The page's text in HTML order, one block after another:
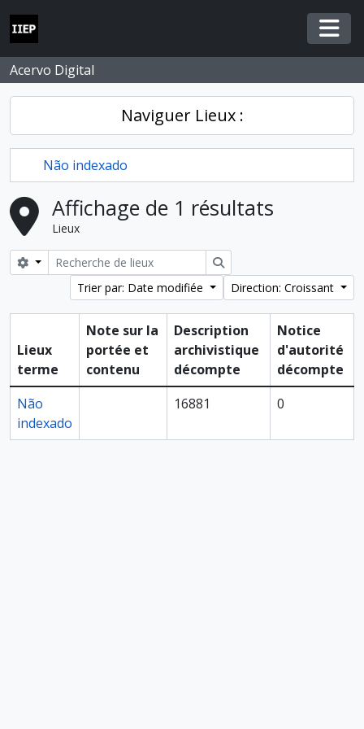
Skip to main content
Acervo Digital
Naviguer Lieux :
Não indexado
Affichage de 1 résultats
Lieux
Search options
Rechercher
Trier par: Date modifiée
Direction: Croissant
Lieux
terme
Note sur la
portée et
contenu
Description
archivistique
décompte
Notice
d'autorité
décompte
Não
indexado
16881 0